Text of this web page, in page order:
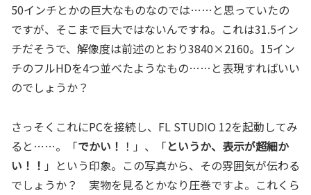
50インチとかの巨大なものなのでは……と思っていたの
ですが、そこまで巨大ではないんですね。これは31.5イン
チだそうで、解像度は前述のとおり3840×2160。15イン
チのフルHDを4つ並べたようなもの……と表現すればいい
のでしょうか？
さっそくこれにPCを接続し、FL STUDIO 12を起動してみ
ると……。「でかい！ ！」、「というか、表示が超細か
い！！ 」という印象。この写真から、その雰囲気が伝わる
でしょうか？ 実物を見るとかなり圧巻ですよ。これくら